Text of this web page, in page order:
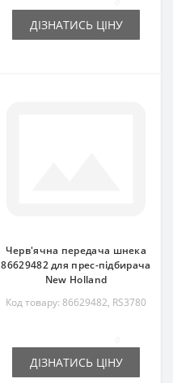
ДІЗНАТИСЬ ЦІНУ
Черв'ячна передача шнека
86629482 для прес-підбирача
New Holland
Код товару: 86629482, RS3780
ДІЗНАТИСЬ ЦІНУ